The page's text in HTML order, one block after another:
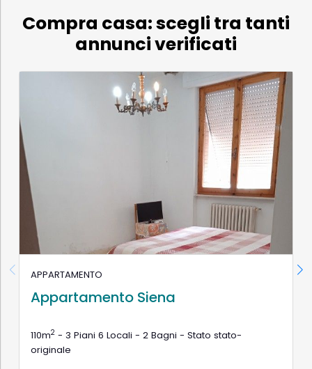
Compra casa: scegli tra tanti
annunci verificati
APPARTAMENTO
Appartamento Siena
110m2 - 3 Piani 6 Locali - 2 Bagni - Stato stato-
originale